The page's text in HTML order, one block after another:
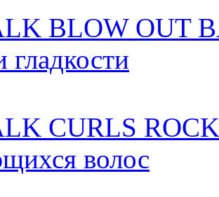
BLOW OUT
гладкости
CURLS
волос